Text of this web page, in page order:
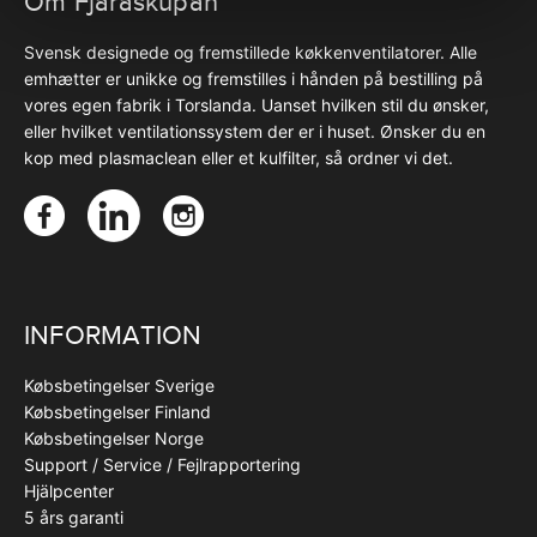
Svensk designede og fremstillede køkkenventilatorer. Alle
emhætter er unikke og fremstilles i hånden på bestilling på
vores egen fabrik i Torslanda. Uanset hvilken stil du ønsker,
eller hvilket ventilationssystem der er i huset. Ønsker du en
kop med plasmaclean eller et kulfilter, så ordner vi det.
INFORMATION
Købsbetingelser Sverige
Købsbetingelser Finland
Købsbetingelser Norge
Support / Service / Fejlrapportering
Hjälpcenter
5 års garanti